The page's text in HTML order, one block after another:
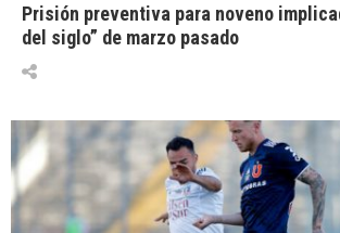
Prisión preventiva para noveno
del siglo” de marzo pasado